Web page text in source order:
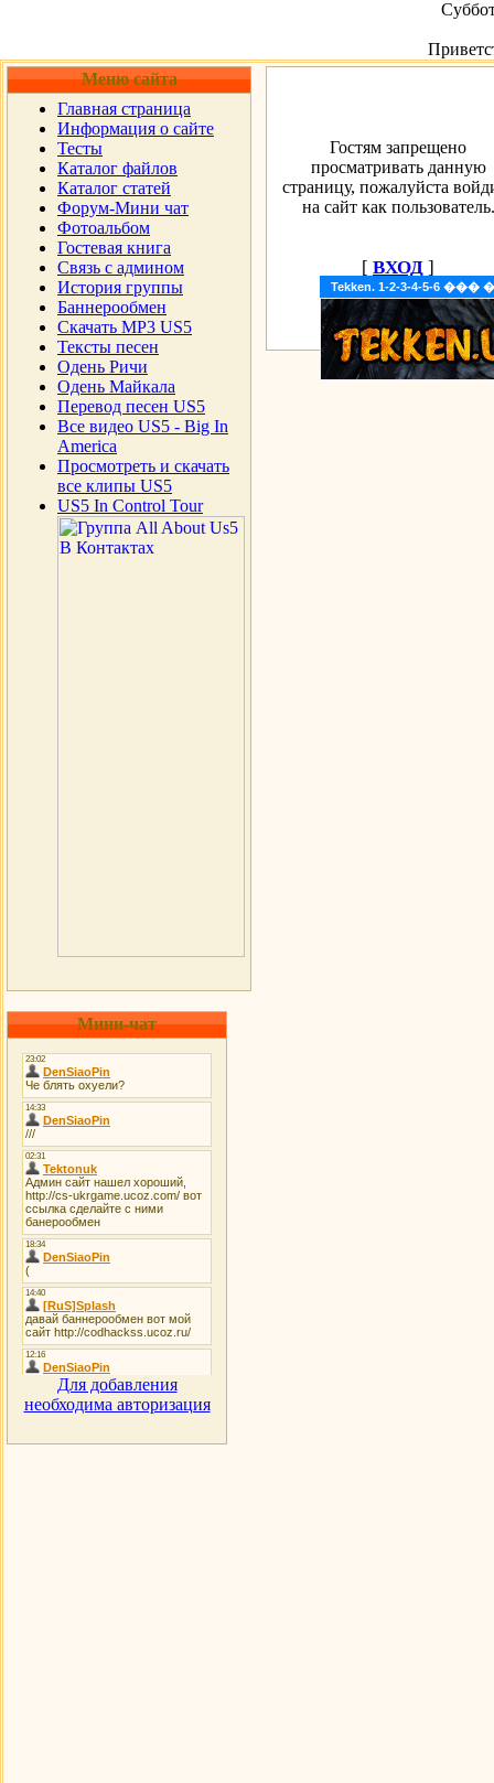
Меню сайта
Главная страница
Информация о сайте
Тесты
Каталог файлов
Каталог статей
Форум-Мини чат
Фотоальбом
Гостевая книга
Cвязь с админом
История группы
Баннерообмен
Скачать MP3 US5
Тексты песен
Одень Ричи
Одень Майкала
Перевод песен US5
Все видео US5 - Big In
America
Просмотреть и скачать
все клипы US5
US5 In Control Tour
Tekken. 1-2-3-4-5-6
Мини-чат
Для добавления
необходима авторизация
Гостям запрещено
просматривать данную
страницу, пожалуйста
на сайт как пользователь.
[ ВХОД ]